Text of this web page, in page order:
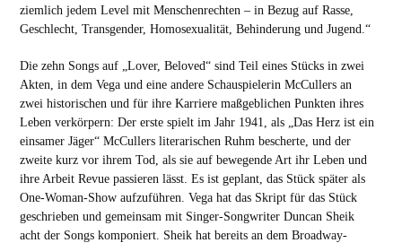
ziemlich jedem Level mit Menschenrechten – in Bezug auf Rasse,
Geschlecht, Transgender, Homosexualität, Behinderung und Jugend.“
Die zehn Songs auf „Lover, Beloved“ sind Teil eines Stücks in zwei
Akten, in dem Vega und eine andere Schauspielerin McCullers an
zwei historischen und für ihre Karriere maßgeblichen Punkten ihres
Leben verkörpern: Der erste spielt im Jahr 1941, als „Das Herz ist ein
einsamer Jäger“ McCullers literarischen Ruhm bescherte, und der
zweite kurz vor ihrem Tod, als sie auf bewegende Art ihr Leben und
ihre Arbeit Revue passieren lässt. Es ist geplant, das Stück später als
One-Woman-Show aufzuführen. Vega hat das Skript für das Stück
geschrieben und gemeinsam mit Singer-Songwriter Duncan Sheik
acht der Songs komponiert. Sheik hat bereits an dem Broadway-